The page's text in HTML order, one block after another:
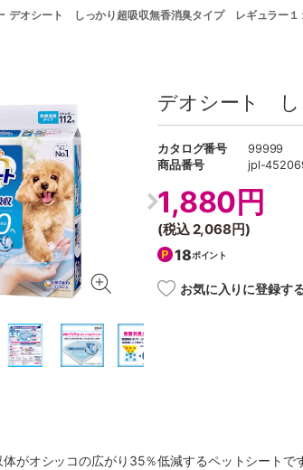
-デオシート しっかり超吸収無香消臭タイプ レギュラー１
デオシート し
カタログ番号
99999
商品番号
jpl-
1,880円
(税込2,068円)
18ポイント
お気に入りに登録す
がオシッコの広がり35％低減するペットシート